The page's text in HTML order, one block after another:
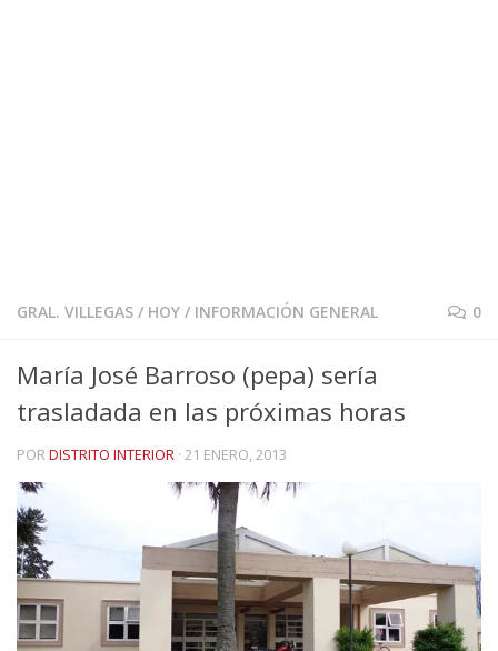
GRAL. VILLEGAS / HOY / INFORMACIÓN GENERAL 0
María José Barroso (pepa) sería
trasladada en las próximas horas
PORDISTRITO INTERIOR · 21 ENERO, 2013